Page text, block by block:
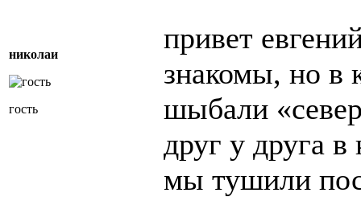
николаи
гость
привет
знакомы, но в
шыбали
друг у друга
мы тушили